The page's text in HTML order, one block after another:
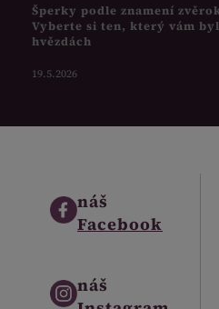
Šperky podle znamení
Vyberte si ten, který vám byl
hvězdách
19.5.2026
náš
Facebook
náš